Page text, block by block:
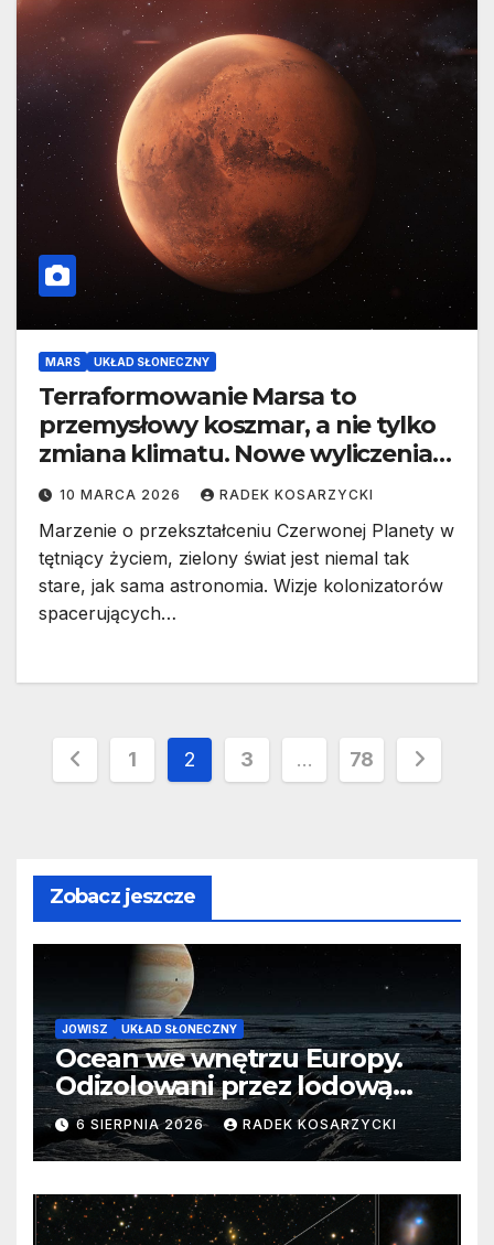
MARS UKŁAD SŁONECZNY
Terraformowanie Marsa to
przemysłowy koszmar, a nie tylko
zmiana klimatu. Nowe wyliczenia
NASA
10 MARCA 2026 RADEK KOSARZYCKI
Marzenie o przekształceniu Czerwonej Planety w
tętniący życiem, zielony świat jest niemal tak
stare, jak sama astronomia. Wizje kolonizatorów
spacerujących…
Stronicowanie
1 2 3 … 78
Zobacz jeszcze
JOWISZ UKŁAD SŁONECZNY
Ocean we wnętrzu Europy.
Odizolowani przez lodową
barierę
6 SIERPNIA 2026 RADEK KOSARZYCKI